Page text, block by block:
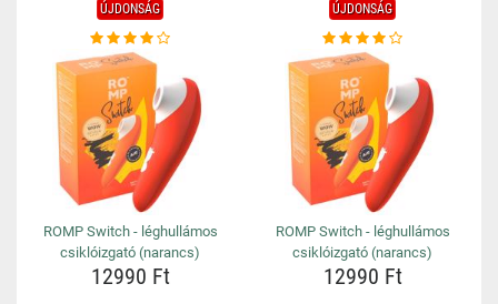
ÚJDONSÁG
ROMP Switch - léghullámos
csiklóizgató (narancs)
12990 Ft
ÚJDONSÁG
ROMP Switch - léghullámos
csiklóizgató (narancs)
12990 Ft